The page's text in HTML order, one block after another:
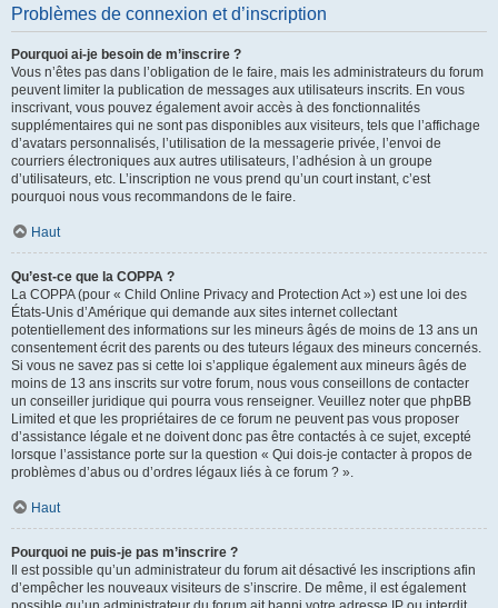
Problèmes de connexion et d’inscription
Pourquoi ai-je besoin de m’inscrire ?
Vous n’êtes pas dans l’obligation de le faire, mais les administrateurs du forum
peuvent limiter la publication de messages aux utilisateurs inscrits. En vous
inscrivant, vous pouvez également avoir accès à des fonctionnalités
supplémentaires qui ne sont pas disponibles aux visiteurs, tels que l’affichage
d’avatars personnalisés, l’utilisation de la messagerie privée, l’envoi de
courriers électroniques aux autres utilisateurs, l’adhésion à un groupe
d’utilisateurs, etc. L’inscription ne vous prend qu’un court instant, c’est
pourquoi nous vous recommandons de le faire.
Haut
Qu’est-ce que la COPPA ?
La COPPA (pour « Child Online Privacy and Protection Act ») est une loi des
États-Unis d’Amérique qui demande aux sites internet collectant
potentiellement des informations sur les mineurs âgés de moins de 13 ans un
consentement écrit des parents ou des tuteurs légaux des mineurs concernés.
Si vous ne savez pas si cette loi s’applique également aux mineurs âgés de
moins de 13 ans inscrits sur votre forum, nous vous conseillons de contacter
un conseiller juridique qui pourra vous renseigner. Veuillez noter que phpBB
Limited et que les propriétaires de ce forum ne peuvent pas vous proposer
d’assistance légale et ne doivent donc pas être contactés à ce sujet, excepté
lorsque l’assistance porte sur la question « Qui dois-je contacter à propos de
problèmes d’abus ou d’ordres légaux liés à ce forum ? ».
Haut
Pourquoi ne puis-je pas m’inscrire ?
Il est possible qu’un administrateur du forum ait désactivé les inscriptions afin
d’empêcher les nouveaux visiteurs de s’inscrire. De même, il est également